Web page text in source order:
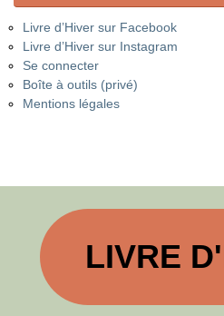
Livre d’Hiver sur Facebook
Livre d’Hiver sur Instagram
Se connecter
Boîte à outils (privé)
Mentions légales
LIVRE